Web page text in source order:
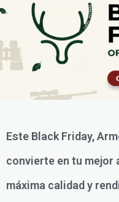
Este Black Friday,
convierte en tu mejor
máxima calidad y